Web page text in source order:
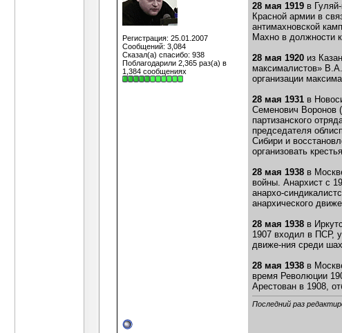
Регистрация: 25.01.2007
Сообщений: 3,084
Сказал(а) спасибо: 938
Поблагодарили 2,365 раз(а) в
1,384 сообщениях
28 мая 1919 в
Красной армии в
антимахновской
Махно в должности
28 мая 1920 из
максималистов»
организации
28 мая 1931 в
Семенович Воронов
партизанского
председателя
Сибири и
организовать
28 мая 1938 в
войны. Анархист с
анархо-
анархического
28 мая 1938 в
1907 входил в ПСР,
движе-ния среди
28 мая 1938 в
время Революции
Арестован в 1908,
Последний раз